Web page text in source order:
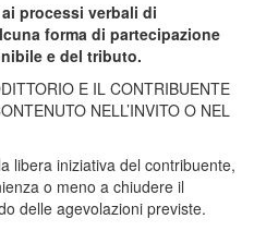
processi verbali di
forma di partecipazione
e del tributo.
E IL CONTRIBUENTE
NELL’INVITO O NEL
libera iniziativa del contribuente,
o meno a chiudere il
delle agevolazioni previste.